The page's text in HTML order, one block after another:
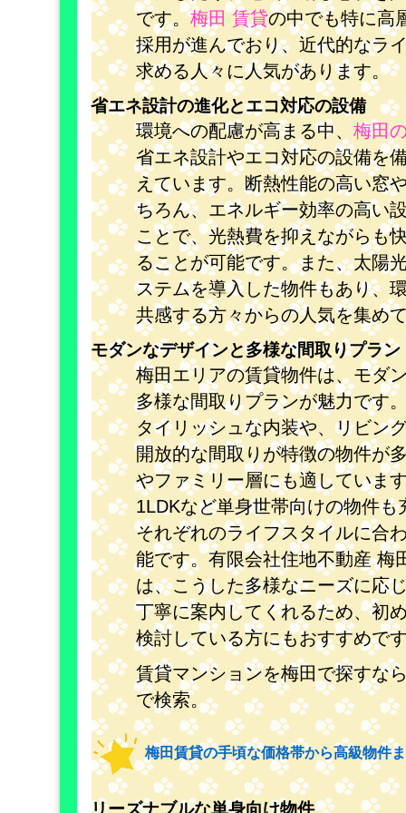
です。梅田 賃貸の中でも特に高
採用が進んでおり、近代的なラ
求める人々に人気があります。
省エネ設計の進化とエコ対応の設備
環境への配慮が高まる中、 梅田
省エネ設計やエコ対応の設備を
えています。断熱性能の高い窓
ちろん、エネルギー効率の高い
ことで、光熱費を抑えながらも
ることが可能です。また、太陽
ステムを導入した物件もあり、
共感する方々からの人気を集め
モダンなデザインと多様な間取りプラン
梅田エリアの賃貸物件は、モダ
多様な間取りプランが魅力です
タイリッシュな内装や、リビン
開放的な間取りが特徴の物件が
やファミリー層にも適していま
1LDKなど単身世帯向けの物件も
それぞれのライフスタイルに合
能です。有限会社住地不動産 梅
は、こうした多様なニーズに応
丁寧に案内してくれるため、初
検討している方にもおすすめで
賃貸マンションを梅田で探すな
で検索。
梅田賃貸の手頃な価格帯から高級物件
リーズナブルな単身向け物件